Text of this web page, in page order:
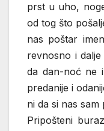
prst u uho,
od tog što
nas poštar
revnosno i
da dan-noć ne
predanije i
ni da si nas sam
Pripošteni